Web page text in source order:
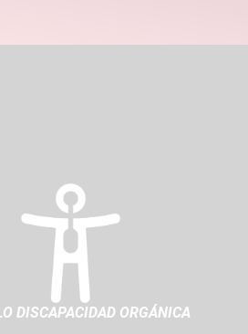
DISCAPACIDAD ORGÁNICA